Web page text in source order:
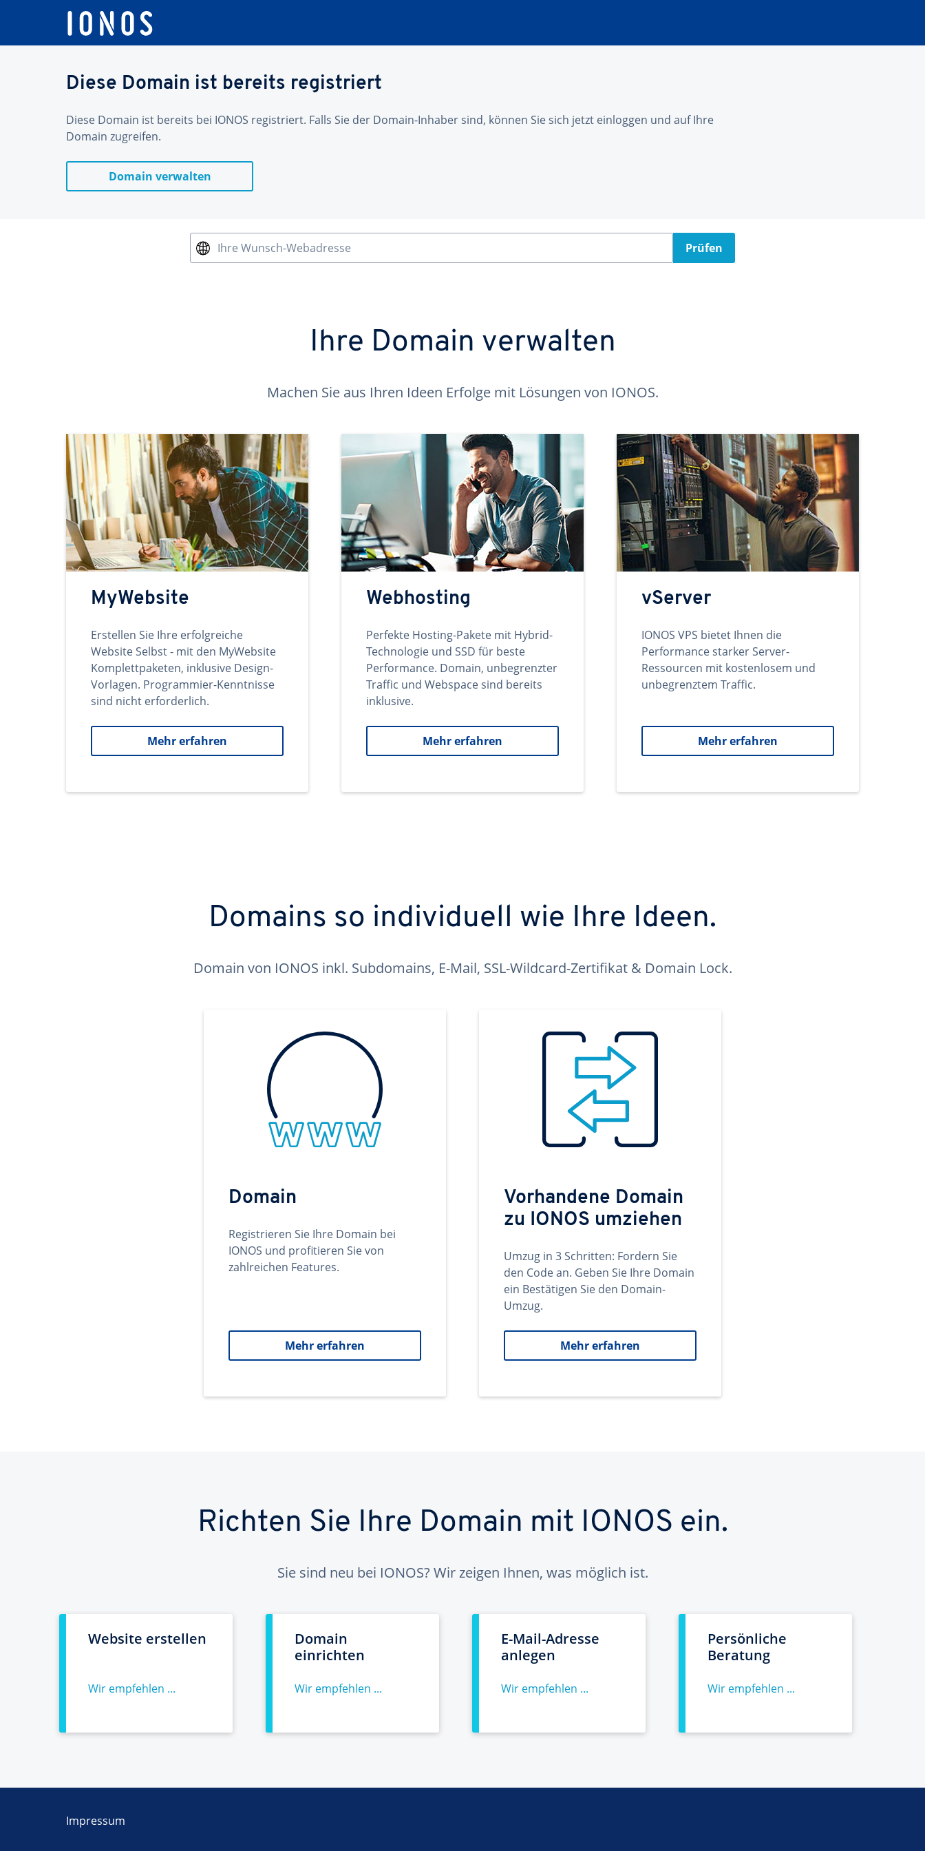
Diese Domain ist bereits registriert
Diese Domain ist bereits bei IONOS registriert. Falls Sie der Domain-Inhaber sind, können Sie sich jetzt einloggen und auf Ihre
Domain zugreifen.
Domain verwalten
Ihre Wunsch-Webadresse Prüfen
Ihre Domain verwalten
Machen Sie aus Ihren Ideen Erfolge mit Lösungen von IONOS.
MyWebsite
Erstellen Sie Ihre erfolgreiche
Website Selbst - mit den MyWebsite
Komplettpaketen, inklusive Design-
Vorlagen. Programmier-Kenntnisse
sind nicht erforderlich.
Mehr erfahren
Webhosting
Perfekte Hosting-Pakete mit Hybrid-
Technologie und SSD für beste
Performance. Domain, unbegrenzter
Traffic und Webspace sind bereits
inklusive.
Mehr erfahren
vServer
IONOS VPS bietet Ihnen die
Performance starker Server-
Ressourcen mit kostenlosem und
unbegrenztem Traffic.
Mehr erfahren
Domains so individuell wie Ihre Ideen.
Domain von IONOS inkl. Subdomains, E-Mail, SSL-Wildcard-Zertifikat & Domain Lock.
Domain
Registrieren Sie Ihre Domain bei
IONOS und profitieren Sie von
zahlreichen Features.
Mehr erfahren
Vorhandene Domain
zu IONOS umziehen
Umzug in 3 Schritten: Fordern Sie
den Code an. Geben Sie Ihre Domain
ein Bestätigen Sie den Domain-
Umzug.
Mehr erfahren
Richten Sie Ihre Domain mit IONOS ein.
Sie sind neu bei IONOS? Wir zeigen Ihnen, was möglich ist.
Website erstellen
Wir empfehlen ...
Domain
einrichten
Wir empfehlen ...
E-Mail-Adresse
anlegen
Wir empfehlen ...
Persönliche
Beratung
Wir empfehlen ...
Impressum